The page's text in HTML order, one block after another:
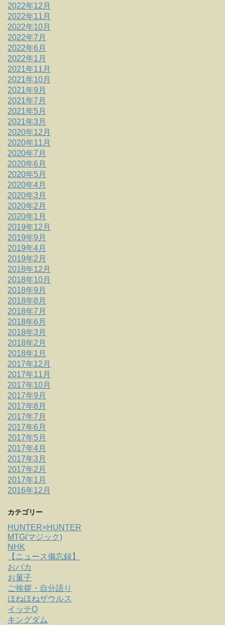
2022年12月
2022年11月
2022年10月
2022年7月
2022年6月
2022年1月
2021年11月
2021年10月
2021年9月
2021年7月
2021年5月
2021年3月
2020年12月
2020年11月
2020年7月
2020年6月
2020年5月
2020年4月
2020年3月
2020年2月
2020年1月
2019年12月
2019年9月
2019年4月
2019年2月
2018年12月
2018年10月
2018年9月
2018年8月
2018年7月
2018年6月
2018年3月
2018年2月
2018年1月
2017年12月
2017年11月
2017年10月
2017年9月
2017年8月
2017年7月
2017年6月
2017年5月
2017年4月
2017年3月
2017年2月
2017年1月
2016年12月
カテゴリー
HUNTER×HUNTER
MTG(マジック)
NHK
【ニュース備忘録】
おバカ
お菓子
ご挨拶・自分語り
ほねほねザウルス
イッテQ
キングダム